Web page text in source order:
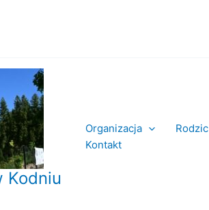
Kodniu
Organizacja Rodzic
Kontakt